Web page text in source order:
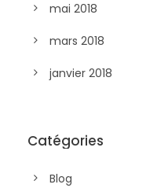
mai 2018
mars 2018
janvier 2018
Catégories
Blog